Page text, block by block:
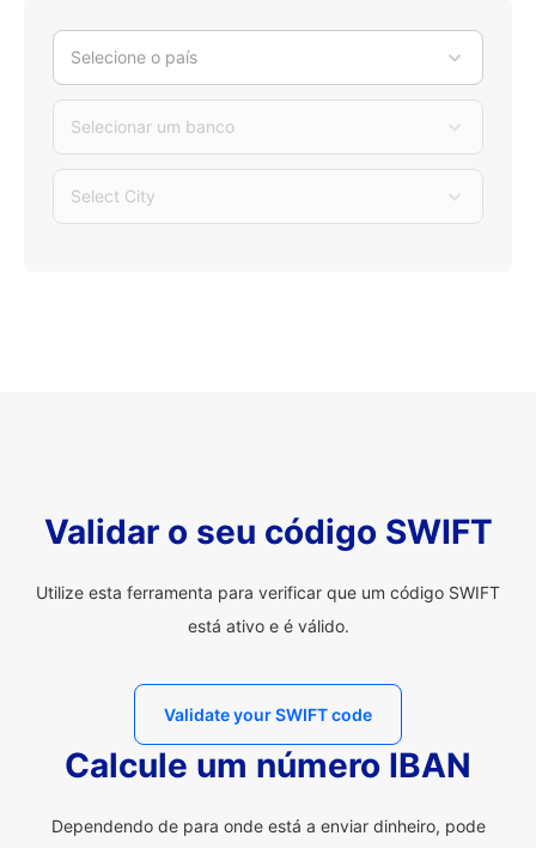
Selecione o país
Selecionar um banco
Select City
Validar o seu código SWIFT
Utilize esta ferramenta para verificar que um código SWIFT
está ativo e é válido.
Validate your SWIFT code
Calcule um número IBAN
Dependendo de para onde está a enviar dinheiro, pode